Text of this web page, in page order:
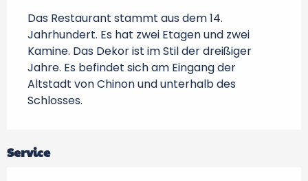
Das Restaurant stammt aus dem 14.
Jahrhundert. Es hat zwei Etagen und zwei
Kamine. Das Dekor ist im Stil der dreißiger
Jahre. Es befindet sich am Eingang der
Altstadt von Chinon und unterhalb des
Schlosses.
Service